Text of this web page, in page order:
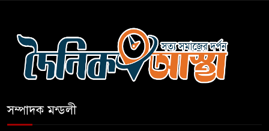
আছে ছাত্রদল
হযরত শাহজালাল বিমানবন্দরে
বলাকা লাউঞ্জে আগুন
সম্পাদক মন্ডলী